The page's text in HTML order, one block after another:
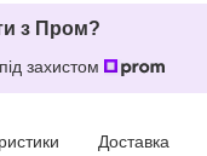
з Пром?
захистом
Доставка